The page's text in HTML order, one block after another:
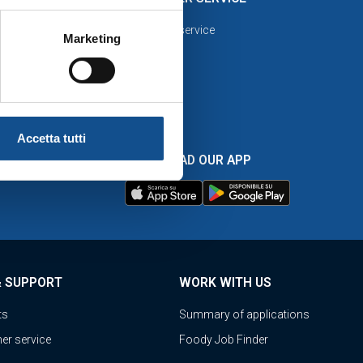
i cookie tecnici. Per
nella suddetta
rinvia a quest’ultima.
Marketing
Accetta tutti
Customer service
DOWNLOAD OUR APP
SUPPORT
service
WORK WITH US
Summary of applications
Foody Job Finder